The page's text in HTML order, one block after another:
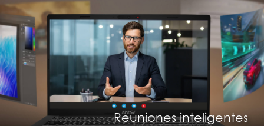
Entretenimiento inteligente
Creación de contenido inteligente
Reuniones inteligentes
Gaming inteligente